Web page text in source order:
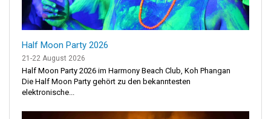
Half Moon Party 2026
21-22 August 2026
Half Moon Party 2026 im Harmony Beach Club, Koh Phangan
Die Half Moon Party gehört zu den bekanntesten
elektronische...